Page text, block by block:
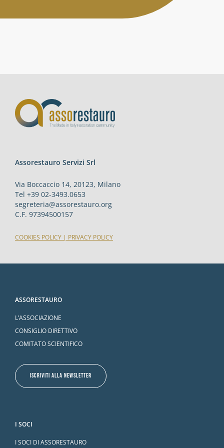
Assorestauro Servizi Srl
Via Boccaccio 14, 20123, Milano
Tel +39 02-3493.0653
segreteria@assorestauro.org
C.F. 97394500157
COOKIES POLICY | PRIVACY POLICY
ASSORESTAURO
L’ASSOCIAZIONE
CONSIGLIO DIRETTIVO
COMITATO SCIENTIFICO
ISCRIVITI ALLA NEWSLETTER
I SOCI
I SOCI DI ASSORESTAURO